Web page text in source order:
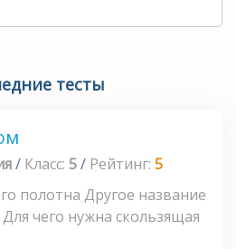
тесты
/ Класс: 5/ Рейтинг: 5
полотна Другое название
чего нужна скользящая